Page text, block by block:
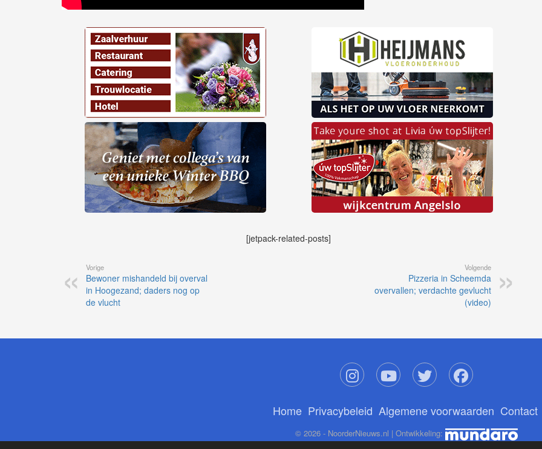
[jetpack-related-posts]
Vorige
Bewoner mishandeld bij overval
in Hoogezand; daders nog op
de vlucht
Volgende
Pizzeria in Scheemda
overvallen; verdachte gevlucht
(video)
Home Privacybeleid Algemene voorwaarden Contact
© 2026 - NoorderNieuws.nl | Ontwikkeling: